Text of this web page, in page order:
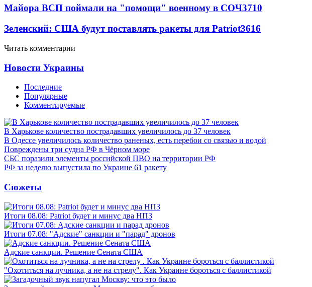
Майора ВСП поймали на "помощи" военному в СОЧ3710
Зеленский: США будут поставлять ракеты для Patriot3616
Читать комментарии
Новости Украины
Последние
Популярные
Комментируемые
В Харькове количество пострадавших увеличилось до 37 человек
В Одессе увеличилось количество раненых, есть перебои со связью и водой
Повреждены три судна РФ в Чёрном море
СБС поразили элементы российской ПВО на территории РФ
РФ за неделю выпустила по Украине 61 ракету
Сюжеты
Итоги 08.08: Patriot будет и минус два НПЗ
Итоги 07.08: "Адские" санкции и "парад" дронов
Адские санкции. Решение Сената США
"Охотиться на лучника, а не на стрелу". Как Украине бороться с баллистикой